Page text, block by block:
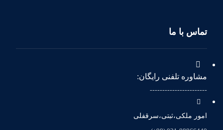
تماس با ما
مشاوره تلفنی رایگان:
-----------------------
امور ملکی،ثبتی،سرقفلی